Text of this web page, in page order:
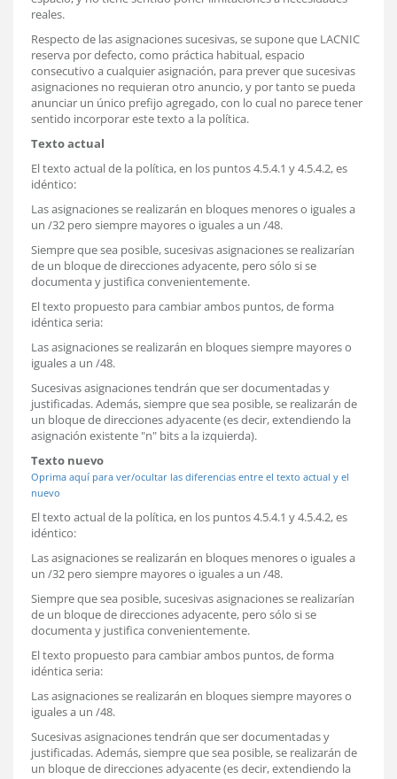
reales.
Respecto de las asignaciones sucesivas, se supone que LACNIC
reserva por defecto, como práctica habitual, espacio
consecutivo a cualquier asignación, para prever que sucesivas
asignaciones no requieran otro anuncio, y por tanto se pueda
anunciar un único prefijo agregado, con lo cual no parece tener
sentido incorporar este texto a la política.
Texto actual
El texto actual de la política, en los puntos 4.5.4.1 y 4.5.4.2, es
idéntico:
Las asignaciones se realizarán en bloques menores o iguales a
un /32 pero siempre mayores o iguales a un /48.
Siempre que sea posible, sucesivas asignaciones se realizarían
de un bloque de direcciones adyacente, pero sólo si se
documenta y justifica convenientemente.
El texto propuesto para cambiar ambos puntos, de forma
idéntica seria:
Las asignaciones se realizarán en bloques siempre mayores o
iguales a un /48.
Sucesivas asignaciones tendrán que ser documentadas y
justificadas. Además, siempre que sea posible, se realizarán de
un bloque de direcciones adyacente (es decir, extendiendo la
asignación existente "n" bits a la izquierda).
Texto nuevo
Oprima aquí para ver/ocultar las diferencias entre el texto actual y el
nuevo
El texto actual de la política, en los puntos 4.5.4.1 y 4.5.4.2, es
idéntico:
Las asignaciones se realizarán en bloques menores o iguales a
un /32 pero siempre mayores o iguales a un /48.
Siempre que sea posible, sucesivas asignaciones se realizarían
de un bloque de direcciones adyacente, pero sólo si se
documenta y justifica convenientemente.
El texto propuesto para cambiar ambos puntos, de forma
idéntica seria:
Las asignaciones se realizarán en bloques siempre mayores o
iguales a un /48.
Sucesivas asignaciones tendrán que ser documentadas y
justificadas. Además, siempre que sea posible, se realizarán de
un bloque de direcciones adyacente (es decir, extendiendo la